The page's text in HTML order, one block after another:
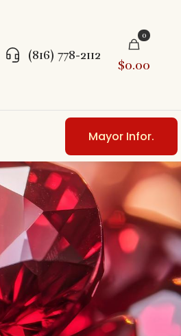
(816) 778-2112
0
$0.00
Mayor Infor.